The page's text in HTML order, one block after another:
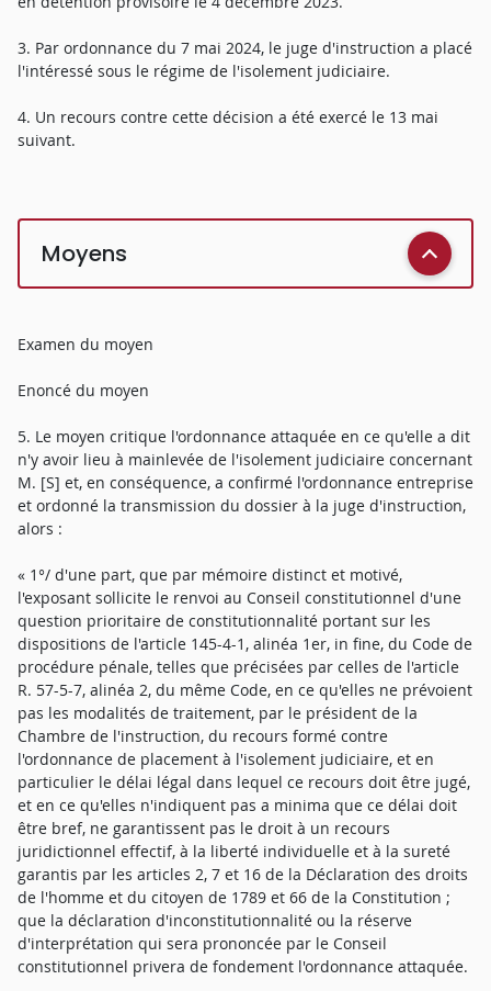
3. Par ordonnance du 7 mai 2024, le juge d'instruction a placé
l'intéressé sous le régime de l'isolement judiciaire.
4. Un recours contre cette décision a été exercé le 13 mai
suivant.
Moyens
Examen du moyen
Enoncé du moyen
5. Le moyen critique l'ordonnance attaquée en ce qu'elle a dit
n'y avoir lieu à mainlevée de l'isolement judiciaire concernant
M. [S] et, en conséquence, a confirmé l'ordonnance entreprise
et ordonné la transmission du dossier à la juge d'instruction,
alors :
« 1°/ d'une part, que par mémoire distinct et motivé,
l'exposant sollicite le renvoi au Conseil constitutionnel d'une
question prioritaire de constitutionnalité portant sur les
dispositions de l'article 145-4-1, alinéa 1er, in fine, du Code de
procédure pénale, telles que précisées par celles de l'article
R. 57-5-7, alinéa 2, du même Code, en ce qu'elles ne prévoient
pas les modalités de traitement, par le président de la
Chambre de l'instruction, du recours formé contre
l'ordonnance de placement à l'isolement judiciaire, et en
particulier le délai légal dans lequel ce recours doit être jugé,
et en ce qu'elles n'indiquent pas a minima que ce délai doit
être bref, ne garantissent pas le droit à un recours
juridictionnel effectif, à la liberté individuelle et à la sureté
garantis par les articles 2, 7 et 16 de la Déclaration des droits
de l'homme et du citoyen de 1789 et 66 de la Constitution ;
que la déclaration d'inconstitutionnalité ou la réserve
d'interprétation qui sera prononcée par le Conseil
constitutionnel privera de fondement l'ordonnance attaquée.